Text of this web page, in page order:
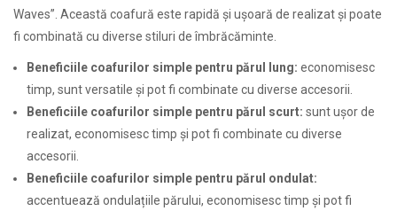
Waves”. Această coafură este rapidă și ușoară de realizat și poate
fi combinată cu diverse stiluri de îmbrăcăminte.
Beneficiile coafurilor simple pentru părul lung: economisesc
timp, sunt versatile și pot fi combinate cu diverse accesorii.
Beneficiile coafurilor simple pentru părul scurt: sunt ușor de
realizat, economisesc timp și pot fi combinate cu diverse
accesorii.
Beneficiile coafurilor simple pentru părul ondulat:
accentuează ondulațiile părului, economisesc timp și pot fi